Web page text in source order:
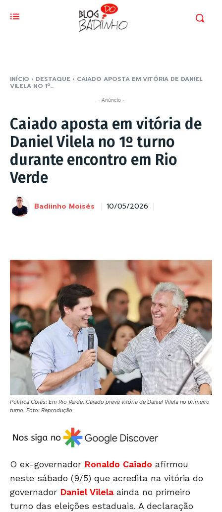
INÍCIO DESTAQUE CAIADO APOSTA EM VITÓRIA DE DANIEL
VILELA NO 1º...
- Anúncio -
Caiado aposta em vitória de
Daniel Vilela no 1º turno
durante encontro em Rio
Verde
Badiinho Moisés 10/05/2026
Política Goiás: Em Rio Verde, Caiado prevê vitória de Daniel Vilela no primeiro
turno. Foto: Reprodução
O ex-governador Ronaldo Caiado afirmou
neste sábado (9/5) que acredita na vitória do
governador Daniel Vilelaainda no primeiro
turno das eleições estaduais. A declaração